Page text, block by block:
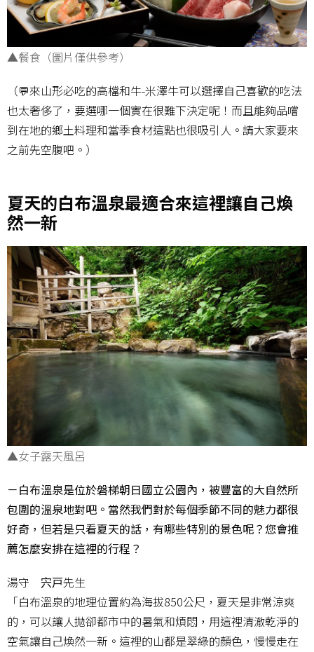
▲餐食（圖片僅供參考）
（💬來山形必吃的高檔和牛-米澤牛可以選擇自己喜歡的吃法
也太奢侈了，要選哪一個實在很難下決定呢！而且能夠品嚐
到在地的鄉土料理和當季食材這點也很吸引人。請大家要來
之前先空腹吧。）
夏天的白布溫泉最適合來這裡讓自己煥
然一新
▲女子露天風呂
－白布溫泉是位於磐梯朝日國立公園內，被豐富的大自然所
包圍的溫泉地對吧。當然我們對於每個季節不同的魅力都很
好奇，但若是只看夏天的話，有哪些特別的景色呢？您會推
薦怎麼安排在這裡的行程？
湯守 宍戸先生
「白布溫泉的地理位置約為海拔850公尺，夏天是非常涼爽
的，可以讓人拋卻都市中的暑氣和煩悶，用這裡清澈乾淨的
空氣讓自己煥然一新。這裡的山都是翠綠的顏色，慢慢走在